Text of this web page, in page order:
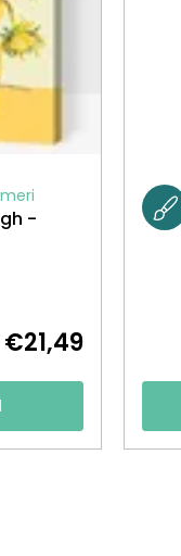
-
€21,49